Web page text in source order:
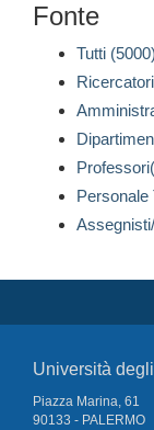
Fonte
Tutti (5000)
Personale
Università
Piazza Marina, 61
90133 - PALERMO